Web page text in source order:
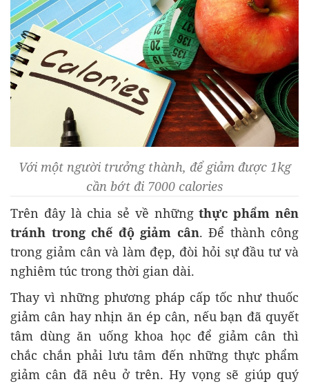
Với một người trưởng thành, để giảm được 1kg
cần bớt đi 7000 calories
Trên đây là chia sẻ về nhữngthực phẩm nên
tránh trong chế độ giảm cân. Để thành công
trong giảm cân và làm đẹp, đòi hỏi sự đầu tư và
nghiêm túc trong thời gian dài.
Thay vì những phương pháp cấp tốc như thuốc
giảm cân hay nhịn ăn ép cân, nếu bạn đã quyết
tâm dùng ăn uống khoa học để giảm cân thì
chắc chắn phải lưu tâm đến những thực phẩm
giảm cân đã nêu ở trên. Hy vọng sẽ giúp quý